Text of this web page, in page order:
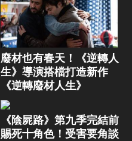
廢材也有春天！《逆轉人
生》導演搭檔打造新作
《逆轉廢材人生》
《陰屍路》第九季完結前
賜死十角色！受害要角談